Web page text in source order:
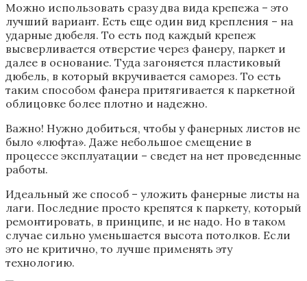
Можно использовать сразу два вида крепежа – это
лучший вариант. Есть еще один вид крепления – на
ударные дюбеля. То есть под каждый крепеж
высверливается отверстие через фанеру, паркет и
далее в основание. Туда загоняется пластиковый
дюбель, в который вкручивается саморез. То есть
таким способом фанера притягивается к паркетной
облицовке более плотно и надежно.
Важно! Нужно добиться, чтобы у фанерных листов не
было «люфта». Даже небольшое смещение в
процессе эксплуатации – сведет на нет проведенные
работы.
Идеальный же способ – уложить фанерные листы на
лаги. Последние просто крепятся к паркету, который
ремонтировать, в принципе, и не надо. Но в таком
случае сильно уменьшается высота потолков. Если
это не критично, то лучше применять эту
технологию.